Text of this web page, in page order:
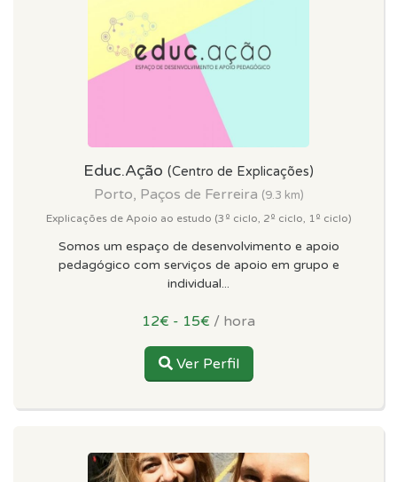
Educ.Ação (Centro de Explicações)
Porto, Paços de Ferreira (9.3 km)
Explicações de Apoio ao estudo (3º ciclo, 2º ciclo, 1º ciclo)
Somos um espaço de desenvolvimento e apoio
pedagógico com serviços de apoio em grupo e
individual...
12€ - 15€ / hora
Ver Perfil